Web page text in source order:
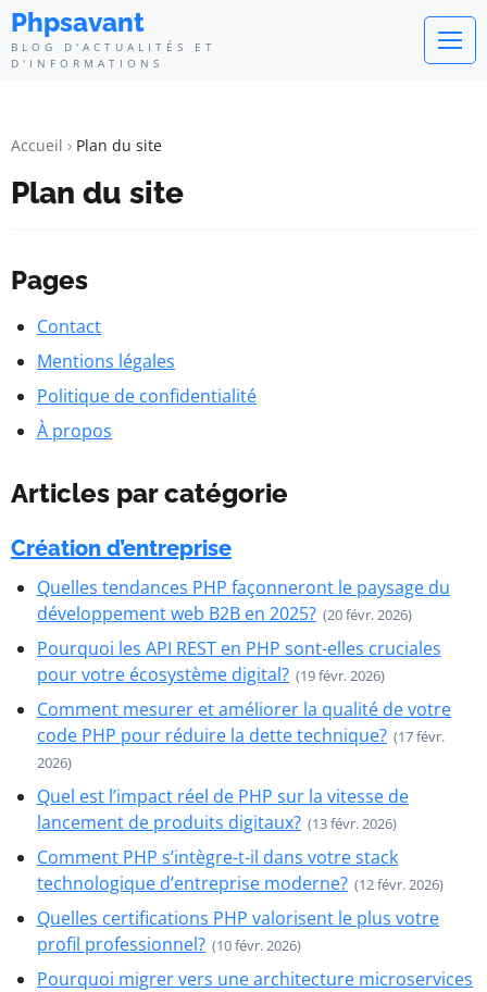
Phpsavant
BLOG D'ACTUALITÉS ET
D'INFORMATIONS
Accueil Plan du site
Plan du site
Pages
Contact
Mentions légales
Politique de confidentialité
À propos
Articles par catégorie
Création d’entreprise
Quelles tendances PHP façonneront le paysage du
développement web B2B en 2025? (20 févr. 2026)
Pourquoi les API REST en PHP sont-elles cruciales
pour votre écosystème digital? (19 févr. 2026)
Comment mesurer et améliorer la qualité de votre
code PHP pour réduire la dette technique? (17 févr.
2026)
Quel est l’impact réel de PHP sur la vitesse de
lancement de produits digitaux? (13 févr. 2026)
Comment PHP s’intègre-t-il dans votre stack
technologique d’entreprise moderne? (12 févr. 2026)
Quelles certifications PHP valorisent le plus votre
profil professionnel? (10 févr. 2026)
Pourquoi migrer vers une architecture microservices